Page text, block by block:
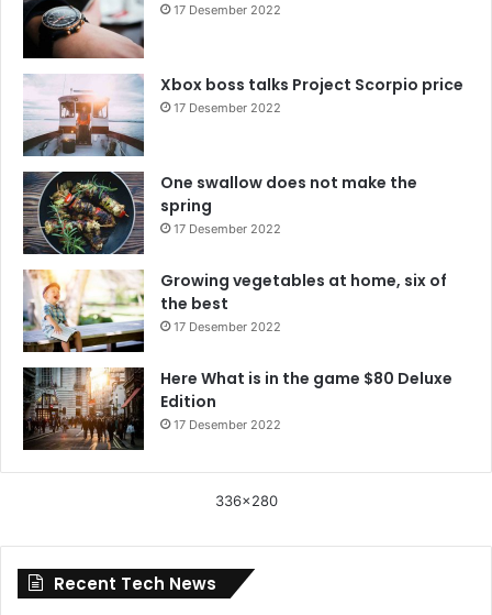
17 Desember 2022
Xbox boss talks Project Scorpio price
17 Desember 2022
One swallow does not make the
spring
17 Desember 2022
Growing vegetables at home, six of
the best
17 Desember 2022
Here What is in the game $80 Deluxe
Edition
17 Desember 2022
336x280
Recent Tech News